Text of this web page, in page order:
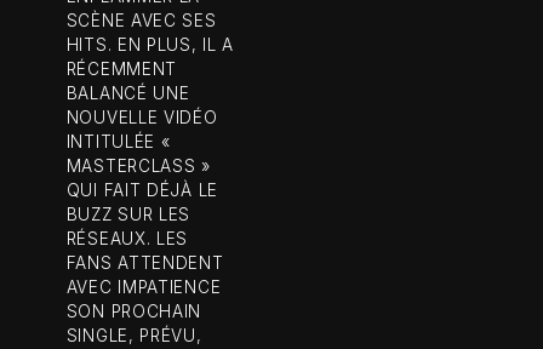
SCÈNE AVEC SES
HITS. EN PLUS, IL A
RÉCEMMENT
BALANCÉ UNE
NOUVELLE VIDÉO
INTITULÉE «
MASTERCLASS »
QUI FAIT DÉJÀ LE
BUZZ SUR LES
RÉSEAUX. LES
FANS ATTENDENT
AVEC IMPATIENCE
SON PROCHAIN
SINGLE, PRÉVU,